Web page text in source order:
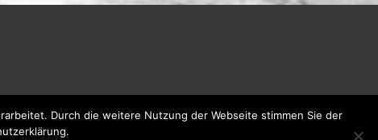
Durch die weitere Nutzung der Webseite stimmen Sie der